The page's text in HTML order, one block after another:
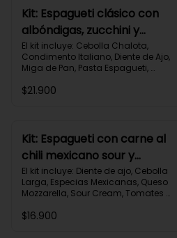
Kit: Espagueti clásico con
albóndigas, zucchini y
parmesano-92
El kit incluye: Cebolla Chalota,
Condimento Italiano, Diente de Ajo,
Miga de Pan, Pasta Espagueti,
Molida (150g/p), Salsa de Tomates
Carbohidratos 90g | Grasas 49g |
Proteínas 45g
$21.900
Kit: Espagueti con carne al
chili mexicano sour y
queso-35
El kit incluye: Diente de ajo, Cebolla
Larga, Especias Mexicanas, Queso
Mozzarella, Sour Cream, Tomates
Molida (150g/p), Receta Impresa.
$16.900